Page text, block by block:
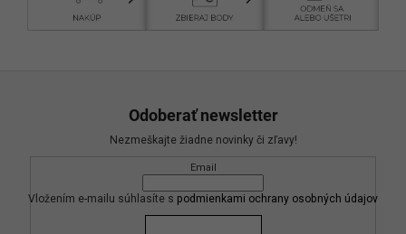
Odoberať newsletter
Nezmeškajte žiadne novinky či zľavy!
Email
Vložením e-mailu súhlasíte s podmienkami ochrany osobných údajov